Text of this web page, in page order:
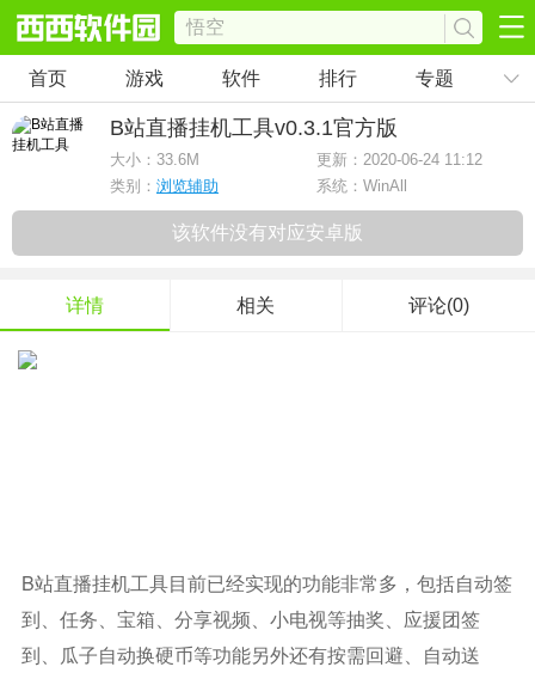
首页 游戏 软件 排行 专题
B站直播挂机工具v0.3.1官方版
大小： 33.6M
更新：2020-06-24 11:12
类别： 浏览辅助 系统：WinAll
该软件没有对应安卓版
详情 相关 评论(0)
B站直播挂机工具目前已经实现的功能非常多，包括自动签
到、任务、宝箱、分享视频、小电视等抽奖、应援团签
到、瓜子自动换硬币等功能另外还有按需回避、自动送